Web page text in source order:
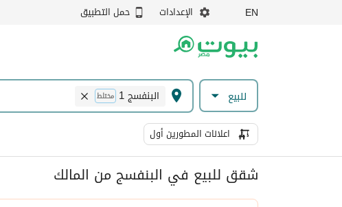
EN الإعدادات حمل التطبيق
للبيع البنفسج 1 مختلط
اعلانات المطورين أول
شقق للبيع في البنفسج من المالك